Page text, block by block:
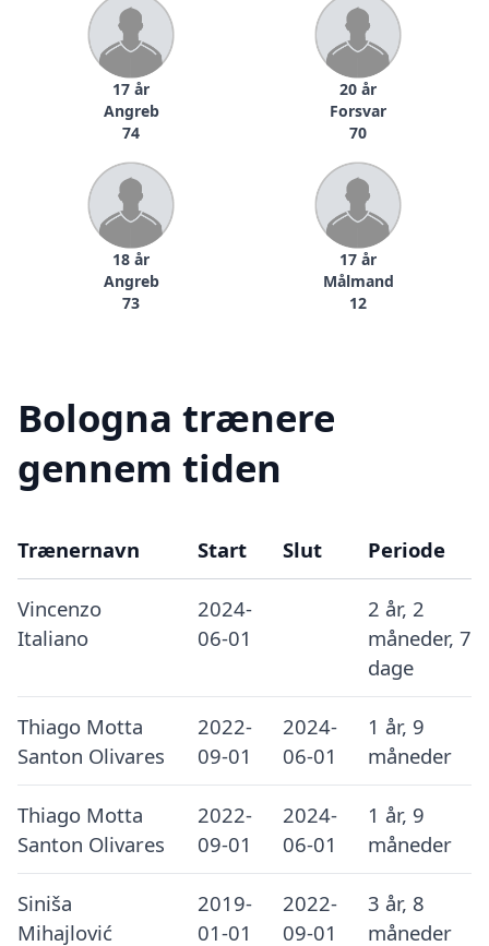
17 år
Angreb
74
20 år
Forsvar
70
18 år
Angreb
73
17 år
Målmand
12
Bologna trænere
gennem tiden
Trænernavn Start Slut Periode
Vincenzo
Italiano
2024-
06-01
2 år, 2
måneder, 7
dage
Thiago Motta
Santon Olivares
2022-
09-01
2024-
06-01
1 år, 9
måneder
Thiago Motta
Santon Olivares
2022-
09-01
2024-
06-01
1 år, 9
måneder
Siniša
Mihajlović
2019-
01-01
2022-
09-01
3 år, 8
måneder